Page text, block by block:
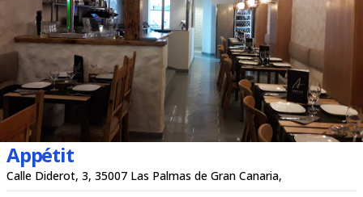
Appétit
Calle Diderot, 3, 35007 Las Palmas de Gran Canaria,